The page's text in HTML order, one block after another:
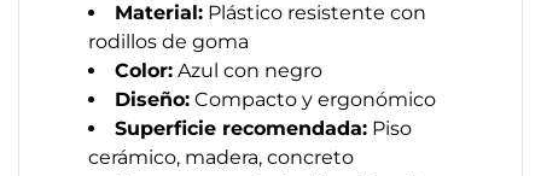
Material: Plástico resistente con
rodillos de goma
Color: Azul con negro
Diseño: Compacto y ergonómico
Superficie recomendada: Piso
cerámico, madera, concreto